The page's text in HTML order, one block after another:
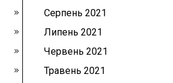
Серпень 2021
Липень 2021
Червень 2021
Травень 2021